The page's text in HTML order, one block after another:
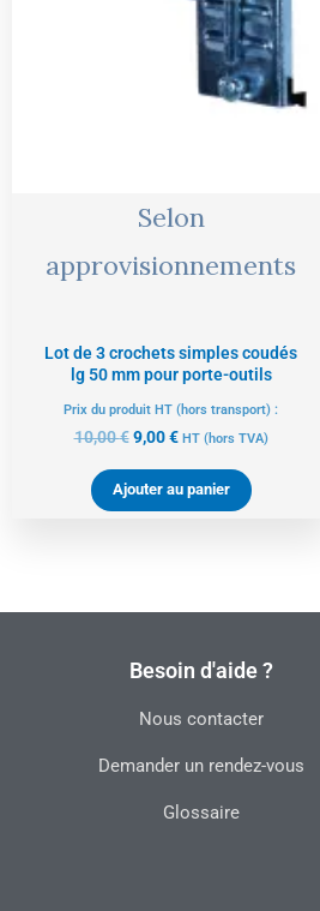
Selon
approvisionnements
Lot de 3 crochets simples coudés
lg 50 mm pour porte-outils
Prix du produit HT (hors transport) :
10,00€ 9,00€ HT (hors TVA)
Ajouter au panier
Besoin d'aide ?
Nous contacter
Demander un rendez-vous
Glossaire